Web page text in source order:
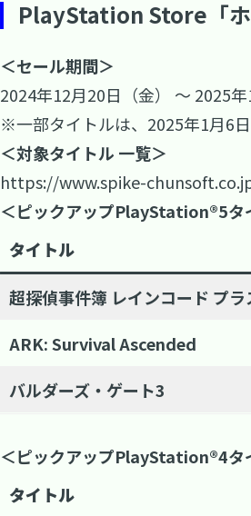
PlayStation Store「
＜セール期間＞
2024年12月20日（金） ～ 2025
※一部タイトルは、2025年1月6
＜対象タイトル 一覧＞
https://www.spike-
＜ピックアップPlayStation®5タ
タイトル
超探偵事件簿 レインコード プラ
ARK: Survival Ascended
バルダーズ・ゲート3
＜ピックアップPlayStation®4タ
タイトル